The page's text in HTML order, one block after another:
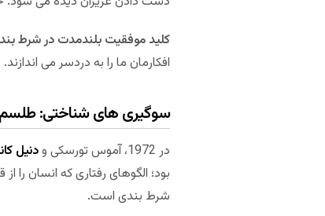
کلید موفقیت بلندمدت در شرط
افکارمان ما را به دردسر می اندازند.
سوگیری های شناختی:
در 1972، آموس تورسکی و دنیل
بود؛ الگوهای رفتاری که انسان
شرط بندی است.